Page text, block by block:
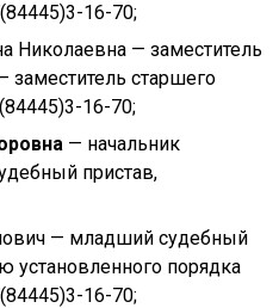
16-70;
Николаевна — заместитель
заместитель старшего
16-70;
— начальник
пристав,
— младший судебный
установленного порядка
16-70;